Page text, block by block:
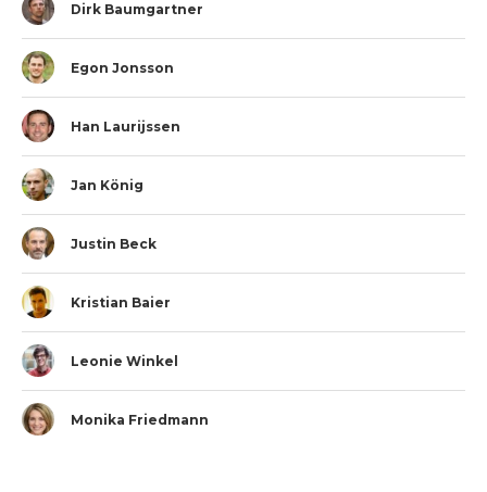
Dirk Baumgartner
Egon Jonsson
Han Laurijssen
Jan König
Justin Beck
Kristian Baier
Leonie Winkel
Monika Friedmann